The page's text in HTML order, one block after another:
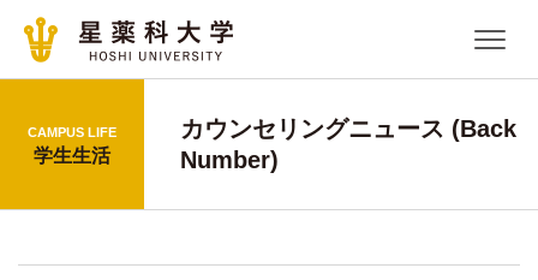
CAMPUS LIFE
学生生活
カウンセリングニュース (Back
Number)